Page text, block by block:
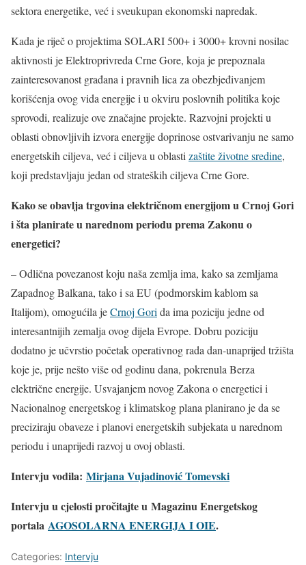
sektora energetike, već i sveukupan ekonomski napredak.
Kada je riječ o projektima SOLARI 500+ i 3000+ krovni nosilac
aktivnosti je Elektroprivreda Crne Gore, koja je prepoznala
zainteresovanost građana i pravnih lica za obezbjeđivanjem
korišćenja ovog vida energije i u okviru poslovnih politika koje
sprovodi, realizuje ove značajne projekte. Razvojni projekti u
oblasti obnovljivih izvora energije doprinose ostvarivanju ne samo
energetskih ciljeva, već i ciljeva u oblastizaštite životne sredine,
koji predstavljaju jedan od strateških ciljeva Crne Gore.
Kako se obavlja trgovina električnom energijom u Crnoj Gori
i šta planirate u narednom periodu prema Zakonu o
energetici?
– Odlična povezanost koju naša zemlja ima, kako sa zemljama
Zapadnog Balkana, tako i sa EU (podmorskim kablom sa
Italijom), omogućila jeCrnoj Gorida ima poziciju jedne od
interesantnijih zemalja ovog dijela Evrope. Dobru poziciju
dodatno je učvrstio početak operativnog rada dan-unaprijed tržišta
koje je, prije nešto više od godinu dana, pokrenula Berza
električne energije. Usvajanjem novog Zakona o energetici i
Nacionalnog energetskog i klimatskog plana planirano je da se
preciziraju obaveze i planovi energetskih subjekata u narednom
periodu i unaprijedi razvoj u ovoj oblasti.
Intervju vodila: Mirjana Vujadinović Tomevski
Intervju u cjelosti pročitajte u Magazinu Energetskog
portala AGOSOLARNA ENERGIJA I OIE.
Categories: Intervju